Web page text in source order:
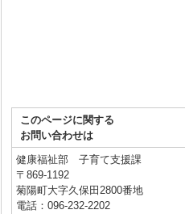
このページに関する
お問い合わせは
健康福祉部 子育て支援課
〒869-1192
菊陽町大字久保田2800番地
電話：096-232-2202